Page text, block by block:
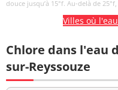
Titre hydrotimétrique
Turbidité
néphélométrique NFU
douce jusqu’à 15°f. Au-delà de
Villes où
Chlore dans l'eau
sur-Reyssouze